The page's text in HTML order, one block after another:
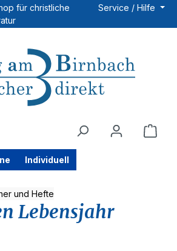
für christliche
Service / Hilfe
Individuell
und Hefte
Lebensjahr